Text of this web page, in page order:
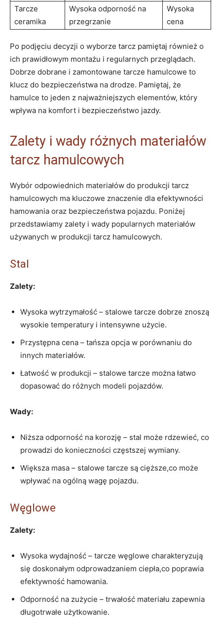
Tarcze
ceramika
Wysoka odporność na
przegrzanie
Wysoka
cena
Po podjęciu decyzji o wyborze tarcz pamiętaj również o
ich prawidłowym montażu i regularnych przeglądach.
Dobrze dobrane i zamontowane tarcze hamulcowe to
klucz do bezpieczeństwa na drodze. Pamiętaj, że
hamulce to jeden z najważniejszych elementów, który
wpływa na komfort i bezpieczeństwo jazdy.
Zalety i wady różnych materiałów
tarcz hamulcowych
Wybór odpowiednich materiałów do produkcji tarcz
hamulcowych ma kluczowe znaczenie dla efektywności
hamowania oraz bezpieczeństwa pojazdu. Poniżej
przedstawiamy zalety i wady popularnych materiałów
używanych w produkcji tarcz hamulcowych.
Stal
Zalety:
Wysoka wytrzymałość – stalowe tarcze dobrze znoszą
wysokie temperatury i intensywne użycie.
Przystępna cena – tańsza opcja w porównaniu do
innych materiałów.
Łatwość w produkcji – stalowe tarcze można łatwo
dopasować do różnych modeli pojazdów.
Wady:
Niższa odporność na korozję – stal może rdzewieć, co
prowadzi do konieczności częstszej wymiany.
Większa masa – stalowe tarcze są cięższe,co może
wpływać na ogólną wagę pojazdu.
Węglowe
Zalety:
Wysoka wydajność – tarcze węglowe charakteryzują
się doskonałym odprowadzaniem ciepła,co poprawia
efektywność hamowania.
Odporność na zużycie – trwałość materiału zapewnia
długotrwałe użytkowanie.